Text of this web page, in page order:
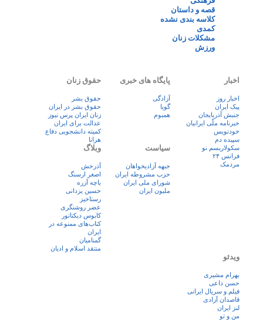
قصه و داستان
کلاسه بندی نشده
کمدی
مشکلات زنان
ورزش
اخبار
اخبار روز
پيک ايران
جنبش آذربایجان
خبرنامه ملّی ایرانیان
خودنویس
سپیده دم
سکولاریسم نو
فرانس ۲۴
مردمک
پایگاه های خبری
آزادگی
گویا
همبوم
حقوق زنان
حقوق بشر
حقوق بشر در ایران
زنان ايران پرس نيوز
عدالت برای ایران
کمیته دانشجویی دفاع
هرانا
سیاست
جبهه آزادیخواهان
حزب مشروطه ایران
شورای ملی ایران
ملیون ایران
وبلاگ
آذرخش
اصغر ارسنگ
باچه آزره
حسین یزدانی
رستاخیز
عضر روشنگری
کابوس دیکتاتور
کتاب‌های ممنوعه در
ایران
گمنامیان
منتقد اسلام و ادیان
ویدئو
بهرام مشیری
حسن داعی
فيلم و سريال ايرانی
قاصدان آزادی
لنز ایران
من و تو